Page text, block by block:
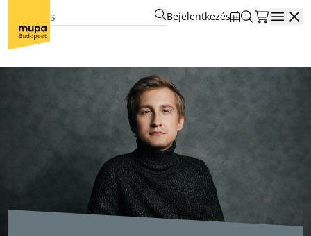
Bejelentkezés